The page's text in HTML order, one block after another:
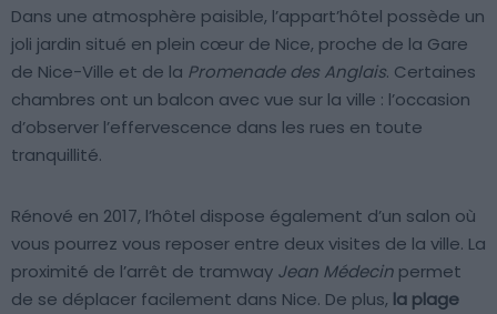
Dans une atmosphère paisible, l’appart’hôtel possède un
joli jardin situé en plein cœur de Nice, proche de la Gare
de Nice-Ville et de la Promenade des Anglais. Certaines
chambres ont un balcon avec vue sur la ville : l’occasion
d’observer l’effervescence dans les rues en toute
tranquillité.
Rénové en 2017, l’hôtel dispose également d’un salon où
vous pourrez vous reposer entre deux visites de la ville. La
proximité de l’arrêt de tramway Jean Médecin permet
de se déplacer facilement dans Nice. De plus, la plage